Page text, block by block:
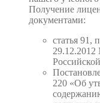
Получение
документами:
статья 91,
220 «Об